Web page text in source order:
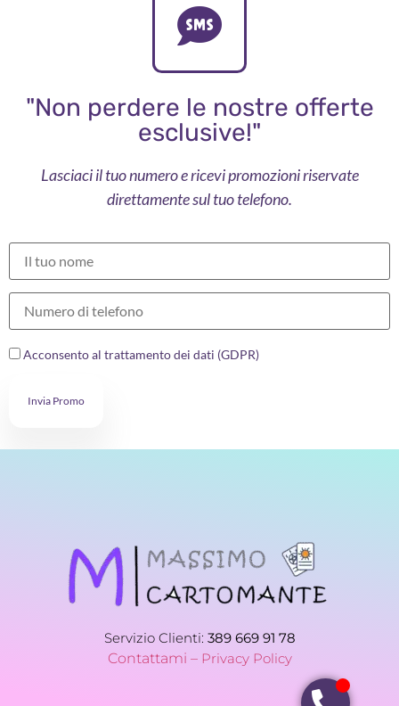
"Non perdere le nostre offerte
esclusive!"
Lasciaci il tuo numero e ricevi promozioni riservate
direttamente sul tuo telefono.
Acconsento al trattamento dei dati (GDPR)
Invia Promo
Servizio Clienti: 389 669 91 78
Contattami – Privacy Policy